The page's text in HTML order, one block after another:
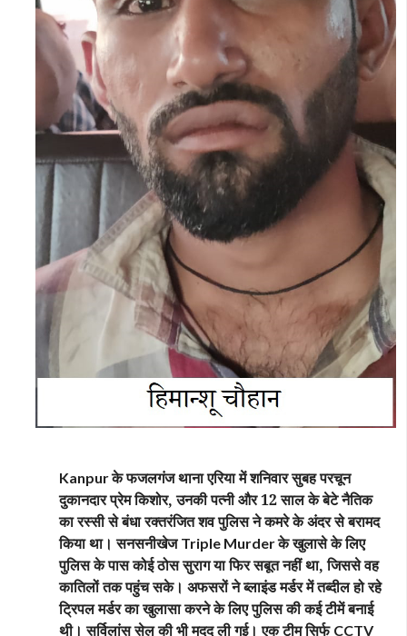
Kanpurके फजलगंज थाना एरिया में शनिवार सुबह परचून
दुकानदार प्रेम किशोर, उनकी पत्नी और 12 साल के बेटे नैतिक
का रस्सी से बंधा रक्तरंजित शव पुलिस ने कमरे के अंदर से बरामद
किया था। सनसनीखेज Triple Murderके खुलासे के लिए
पुलिस के पास कोई ठोस सुराग या फिर सबूत नहीं था, जिससे वह
कातिलों तक पहुंच सके। अफसरों ने ब्लाइंड मर्डर में तब्दील हो रहे
ट्रिपल मर्डर का खुलासा करने के लिए पुलिस की कई टीमें बनाई
थी। सर्विलांस सेल की भी मदद ली गई। एक टीम सिर्फ CCTV